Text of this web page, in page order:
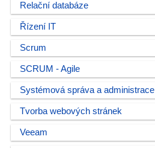
Relační databáze
Řízení IT
Scrum
SCRUM - Agile
Systémová správa a administrace
Tvorba webových stránek
Veeam